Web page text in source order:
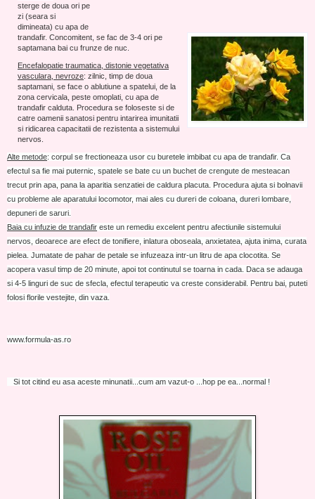
sterge de doua ori pe
zi (seara si
dimineata) cu apa de
trandafir. Concomitent, se fac de 3-4 ori pe
saptamana bai cu frunze de nuc.
Encefalopatie traumatica, distonie vegetativa
vasculara, nevroze: zilnic, timp de doua
saptamani, se face o ablutiune a spatelui, de la
zona cervicala, peste omoplati, cu apa de
trandafir calduta. Procedura se foloseste si de
catre oamenii sanatosi pentru intarirea imunitatii
si ridicarea capacitatii de rezistenta a sistemului
nervos.
Alte metode: corpul se frectioneaza usor cu buretele imbibat cu apa de trandafir. Ca
efectul sa fie mai puternic, spatele se bate cu un buchet de crengute de mesteacan
trecut prin apa, pana la aparitia senzatiei de caldura placuta. Procedura ajuta si bolnavii
cu probleme ale aparatului locomotor, mai ales cu dureri de coloana, dureri lombare,
depuneri de saruri.
Baia cu infuzie de trandafir este un remediu excelent pentru afectiunile sistemului
nervos, deoarece are efect de tonifiere, inlatura oboseala, anxietatea, ajuta inima, curata
pielea. Jumatate de pahar de petale se infuzeaza intr-un litru de apa clocotita. Se
acopera vasul timp de 20 minute, apoi tot continutul se toarna in cada. Daca se adauga
si 4-5 linguri de suc de sfecla, efectul terapeutic va creste considerabil. Pentru bai, puteti
folosi florile vestejite, din vaza.
www.formula-as.ro
Si tot citind eu asa aceste minunatii...cum am vazut-o ...hop pe ea...normal !